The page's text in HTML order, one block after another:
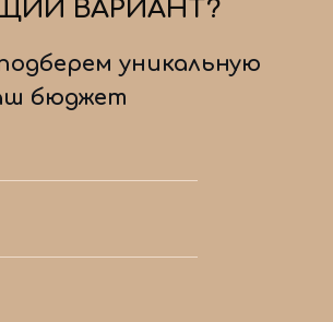
ВАРИАНТ?
уникальную
бюджет